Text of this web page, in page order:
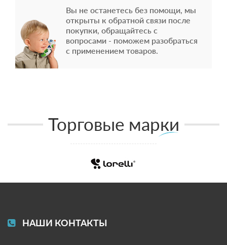
Вы не останетесь без помощи, мы
открыты к обратной связи после
покупки, обращайтесь с
вопросами - поможем разобраться
с применением товаров.
Торговые марки
НАШИ КОНТАКТЫ